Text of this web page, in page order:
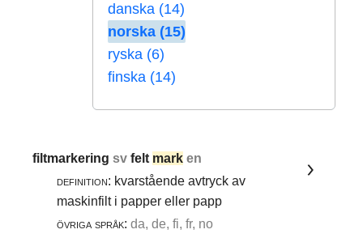
danska (14)
norska (15)
ryska (6)
finska (14)
filtmarkeringsvfelt mark en
definition: kvarstående avtryck av
maskinfilt i papper eller papp
övriga språk: da, de, fi, fr, no